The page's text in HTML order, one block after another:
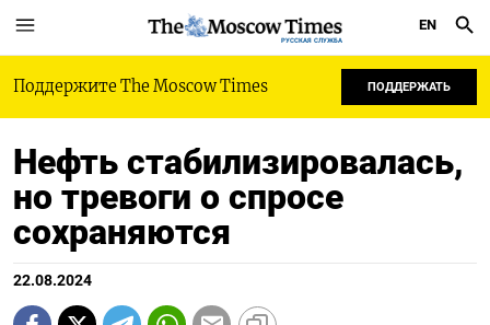
РУССКАЯ СЛУЖБА
EN
Поддержите The Moscow Times ПОДДЕРЖАТЬ
Нефть стабилизировалась,
но тревоги о спросе
сохраняются
22.08.2024